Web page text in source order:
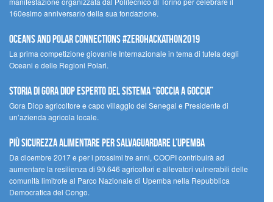
160esimo anniversario della sua fondazione.
Oceans and Polar Connections #ZEROHackathon2019
La prima competizione giovanile Internazionale in tema di tutela degli
Oceani e delle Regioni Polari.
STORIA DI GORA DIOP ESPERTO DEL SISTEMA “GOCCIA A GOCCIA”
Gora Diop agricoltore e capo villaggio del Senegal e Presidente di
un’azienda agricola locale.
Più sicurezza alimentare per salvaguardare l’Upemba
Da dicembre 2017 e per i prossimi tre anni, COOPI contribuirà ad
aumentare la resilienza di 90.646 agricoltori e allevatori vulnerabili delle
comunità limitrofe al Parco Nazionale di Upemba nella Repubblica
Democratica del Congo.